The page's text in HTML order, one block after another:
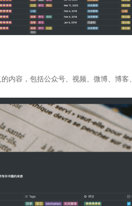
内容，包括公众号、视频、微博、博客